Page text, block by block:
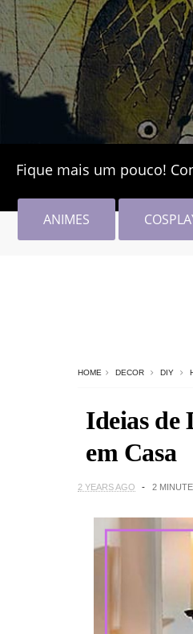
Fique mais um pouco!
ANIMES
HOME DECOR DIY
Ideias de
em Casa
2 YEARS AGO 2 MINUTE